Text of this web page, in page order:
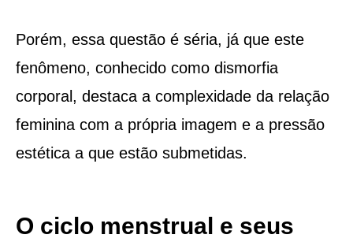
Porém, essa questão é séria, já que este
fenômeno, conhecido como dismorfia
corporal, destaca a complexidade da relação
feminina com a própria imagem e a pressão
estética a que estão submetidas.
O ciclo menstrual e seus